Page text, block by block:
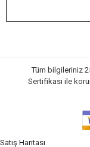
Tüm bilgileriniz
Sertifikası ile
Satış Haritası